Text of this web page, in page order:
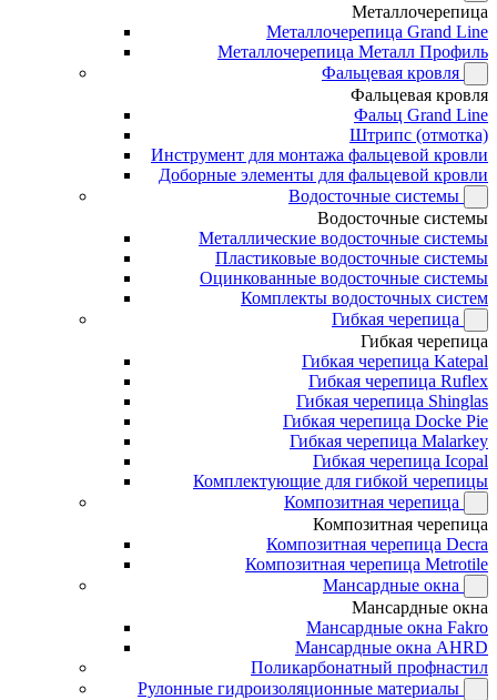
Металлочерепица
Металлочерепица Grand Line
Металлочерепица Металл Профиль
Фальцевая кровля
Фальцевая кровля
Фальц Grand Line
Штрипс (отмотка)
Инструмент для монтажа фальцевой кровли
Доборные элементы для фальцевой кровли
Водосточные системы
Водосточные системы
Металлические водосточные системы
Пластиковые водосточные системы
Оцинкованные водосточные системы
Комплекты водосточных систем
Гибкая черепица
Гибкая черепица
Гибкая черепица Katepal
Гибкая черепица Ruflex
Гибкая черепица Shinglas
Гибкая черепица Docke Pie
Гибкая черепица Malarkey
Гибкая черепица Icopal
Комплектующие для гибкой черепицы
Композитная черепица
Композитная черепица
Композитная черепица Decra
Композитная черепица Metrotile
Мансардные окна
Мансардные окна
Мансардные окна Fakro
Мансардные окна AHRD
Поликарбонатный профнастил
Рулонные гидроизоляционные материалы